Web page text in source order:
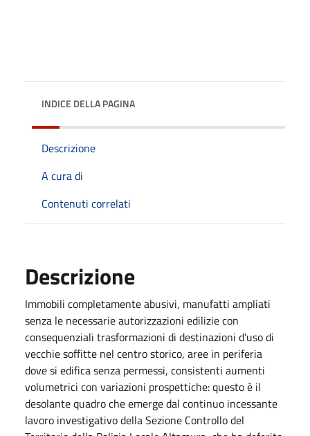
INDICE DELLA PAGINA
Descrizione
A cura di
Contenuti correlati
Descrizione
Immobili completamente abusivi, manufatti ampliati
senza le necessarie autorizzazioni edilizie con
consequenziali trasformazioni di destinazioni d'uso di
vecchie soffitte nel centro storico, aree in periferia
dove si edifica senza permessi, consistenti aumenti
volumetrici con variazioni prospettiche: questo è il
desolante quadro che emerge dal continuo incessante
lavoro investigativo della Sezione Controllo del